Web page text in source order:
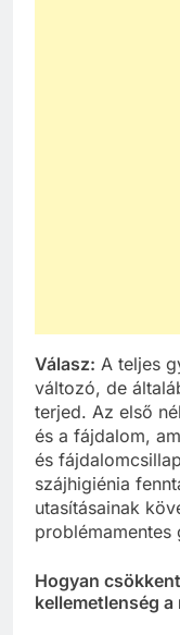
Válasz: A teljes
változó, de
terjed. Az első
és a fájdalom,
és
szájhigiénia
utasításainak
problémamentes
Hogyan
kellemetlenség